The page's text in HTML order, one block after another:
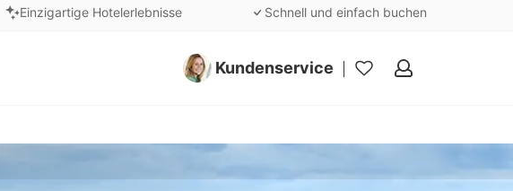
Einzigartige Hotelerlebnisse Schnell und einfach buchen
Kundenservice
Meine